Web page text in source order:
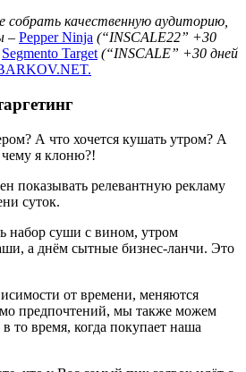
качественную аудиторию,
– Pepper Ninja (“INSCALE22” +30
Segmento Target (“INSCALE” +30 дней
А что хочется кушать утром? А
я клоню?!
показывать релевантную рекламу
суток.
набор суши с вином, утром
а днём сытные бизнес-ланчи. Это
от времени, меняются
предпочтений, мы также можем
то время, когда покупает наша